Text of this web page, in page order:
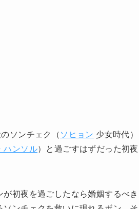
ソンチェク（ ソヒョン 少女時代）
ハンソル）と過ごすはずだった初夜
初夜を過ごしたなら婚姻するべき